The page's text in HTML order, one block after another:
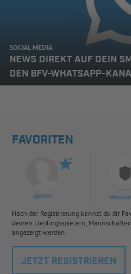
SOCIAL MEDIA
NEWS DIREKT AUF DEIN
DEN BFV-WHATSAPP-
FAVORITEN
Spieler
Nach der Registrierung kannst du dir
deinen Lieblingsspielern,
angezeigt werden.
JETZT REGISTRIEREN